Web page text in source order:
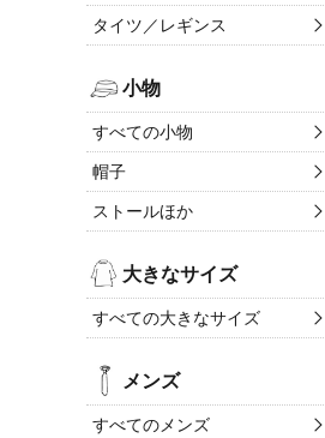
タイツ／レギンス
小物
すべての小物
帽子
ストールほか
大きなサイズ
すべての大きなサイズ
メンズ
すべてのメンズ